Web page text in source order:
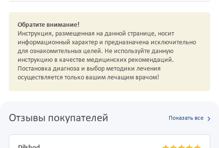
Обратите внимание!
Инструкция, размещенная на данной странице, носит
информационный характер и предназначена исключительно
для ознакомительных целей. Не используйте данную
инструкцию в качестве медицинских рекомендаций.
Постановка диагноза и выбор методики лечения
осуществляется только вашим лечащим врачом!
Отзывы покупателей Показать все